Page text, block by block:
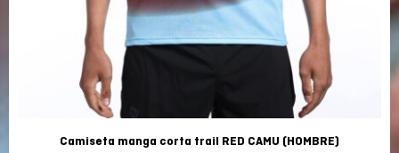
Camiseta manga corta trail RED CAMU (HOMBRE)